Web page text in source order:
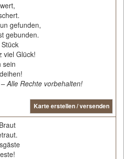
gefunden,
gebunden.
viel Glück!
sein
Alle Rechte vorbehalten!
Karte erstellen / versenden